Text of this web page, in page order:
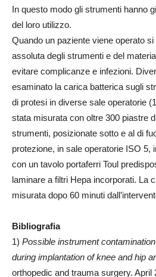
In questo modo gli strumenti hanno
del loro utilizzo.
Quando un paziente viene operato
assoluta degli strumenti e del
evitare complicanze e infezioni.
esaminato la carica batterica sugli
di protesi in diverse sale operatorie
stata misurata con oltre 300 piastre
strumenti, posizionate sotto e al di
protezione, in sale operatorie ISO 5,
con un tavolo portaferri Toul
laminare a filtri Hepa incorporati. La
misurata dopo 60 minuti
Bibliografia
1) Possible instrument
during implantation of knee and hip
orthopedic and trauma surgery. April